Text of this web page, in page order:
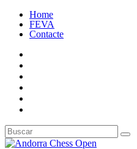
Home
FEVA
Contacte